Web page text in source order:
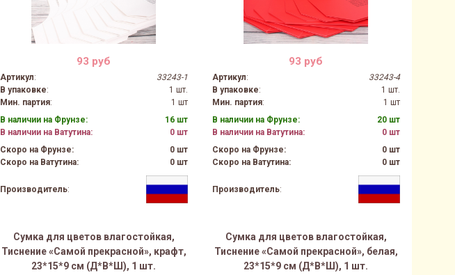
93 руб
Артикул:
33243-1
В упаковке:
1 шт.
Мин. партия:
1 шт
В наличии на Фрунзе:
16 шт
В наличии на Ватутина:
0 шт
Скоро на Фрунзе:
0 шт
Скоро на Ватутина:
0 шт
Производитель:
93 руб
Артикул:
33243-4
В упаковке:
1 шт.
Мин. партия:
1 шт
В наличии на Фрунзе:
20 шт
В наличии на Ватутина:
0 шт
Скоро на Фрунзе:
0 шт
Скоро на Ватутина:
0 шт
Производитель:
Сумка для цветов влагостойкая,
Тиснение «Самой прекрасной», крафт,
23*15*9 см (Д*В*Ш), 1 шт.
Сумка для цветов влагостойкая,
Тиснение «Самой прекрасной», белая,
23*15*9 см (Д*В*Ш), 1 шт.